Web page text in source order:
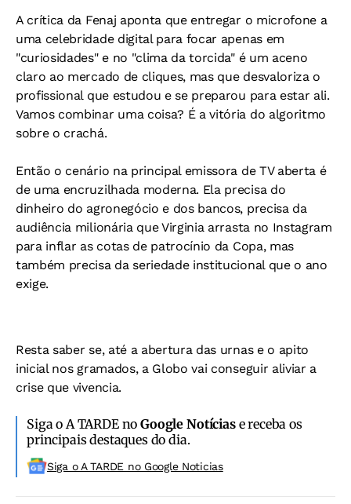
A crítica da Fenaj aponta que entregar o microfone a
uma celebridade digital para focar apenas em
"curiosidades" e no "clima da torcida" é um aceno
claro ao mercado de cliques, mas que desvaloriza o
profissional que estudou e se preparou para estar ali.
Vamos combinar uma coisa? É a vitória do algoritmo
sobre o crachá.
Então o cenário na principal emissora de TV aberta é
de uma encruzilhada moderna. Ela precisa do
dinheiro do agronegócio e dos bancos, precisa da
audiência milionária que Virginia arrasta no Instagram
para inflar as cotas de patrocínio da Copa, mas
também precisa da seriedade institucional que o ano
exige.
Resta saber se, até a abertura das urnas e o apito
inicial nos gramados, a Globo vai conseguir aliviar a
crise que vivencia.
Siga o A TARDE noGoogle Notíciase receba os
principais destaques do dia.
Siga o A TARDE no Google Noticias